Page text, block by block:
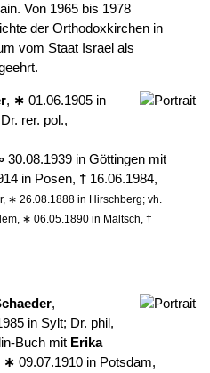
Von 1965 bis 1978
der Orthodoxkirchen in
vom Staat Israel als
, ∗ 01.06.1905 in
rer. pol.,
30.08.1939 in Göttingen mit
in Posen, † 16.06.1984,
∗ 26.08.1888 in Hirschberg; vh.
∗ 06.05.1890 in Maltsch, †
,
in Sylt; Dr. phil,
Buch mit Erika
∗ 09.07.1910 in Potsdam,